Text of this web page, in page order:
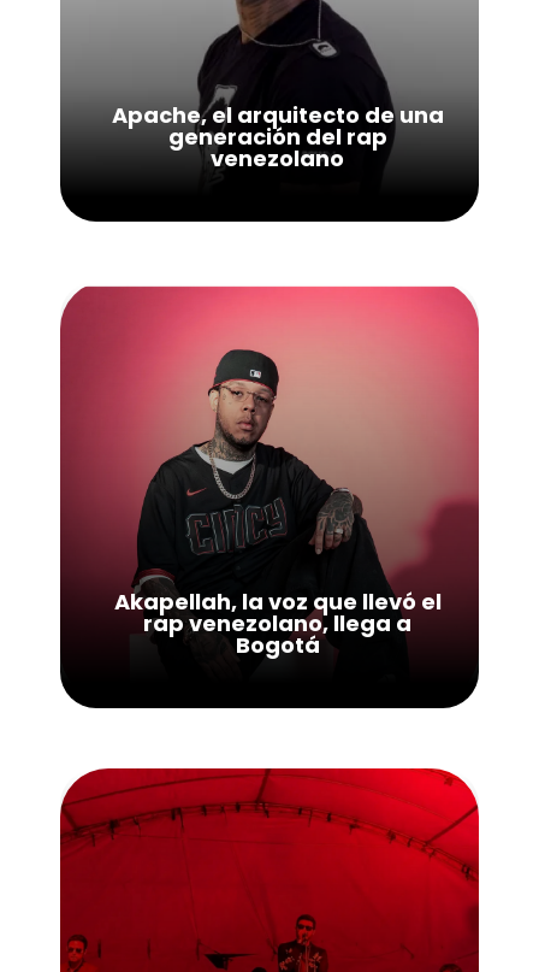
Apache, el arquitecto de una
generación del rap
venezolano
Akapellah, la voz que llevó el
rap venezolano, llega a
Bogotá